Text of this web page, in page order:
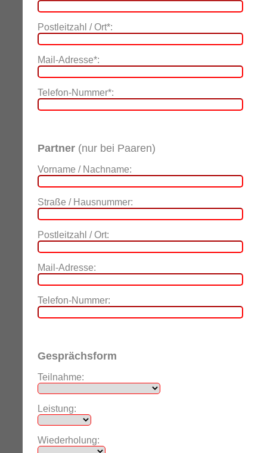
Postleitzahl / Ort*:
Mail-Adresse*:
Telefon-Nummer*:
Partner (nur bei Paaren)
Vorname / Nachname:
Straße / Hausnummer:
Postleitzahl / Ort:
Mail-Adresse:
Telefon-Nummer:
Gesprächsform
Teilnahme:
Leistung:
Wiederholung: